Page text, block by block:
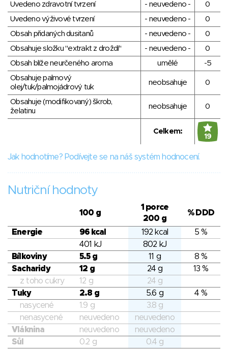
Uvedeno zdravotní tvrzení
- neuvedeno -
0
Uvedeno výživové tvrzení
- neuvedeno -
0
Obsah přidaných dusitanů
- neuvedeno -
0
Obsahuje složku "extrakt z droždí"
- neuvedeno -
0
Obsah blíže neurčeného aroma
umělé
-5
Obsahuje palmový
olej/tuk/palmojádrový tuk
neobsahuje 0
Obsahuje (modifikovaný) škrob,
želatinu
neobsahuje 0
Celkem:
19
Jak hodnotíme? Podívejte se na náš systém hodnocení.
Nutriční hodnoty
100 g
1 porce
200 g
% DDD
Energie 96 kcal 192 kcal
5 %
401 kJ
802 kJ
Bílkoviny
5.5 g 11 g
8 %
Sacharidy
12 g 24 g
13 %
z toho cukry
12 g
24 g
Tuky
2.8 g 5.6 g
4 %
nasycené
1.9 g
3.8 g
nenasycené
neuvedeno
neuvedeno
Vláknina
neuvedeno
neuvedeno
Sůl
0.2 g 0.4 g